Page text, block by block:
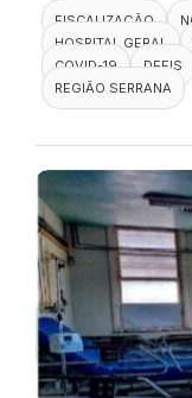
FISCALIZAÇÃO
HOSPITAL GERAL
COVID-19
DEFIS
REGIÃO SERRANA